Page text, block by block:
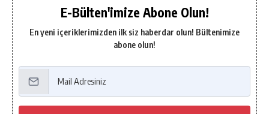
E-Bülten'imize Abone Olun!
En yeni içeriklerimizden ilk siz haberdar olun! Bültenimize
abone olun!